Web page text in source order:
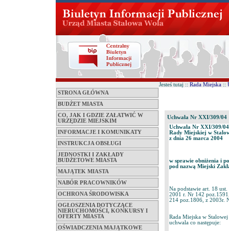
STRONA GŁÓWNA
BUDŻET MIASTA
CO, JAK I GDZIE ZAŁATWIĆ W
URZĘDZIE MIEJSKIM
INFORMACJE I KOMUNIKATY
INSTRUKCJA OBSŁUGI
JEDNOSTKI I ZAKŁADY
BUDŻETOWE MIASTA
MAJĄTEK MIASTA
NABÓR PRACOWNIKÓW
OCHRONA ŚRODOWISKA
OGŁOSZENIA DOTYCZĄCE
NIERUCHOMOŚCI, KONKURSY I
OFERTY MIASTA
OŚWIADCZENIA MAJĄTKOWE
Jesteś tutaj :: Rada Miejska ::
Uchwała Nr XXI/309/04
Uchwała Nr XXI/309/04
Rady Miejskiej w
z dnia 26 marca 2004
w sprawie obniżenia i
pod nazwą Miejski
Na podstawie art. 18
2001 r. Nr 142
214 poz.1806, z 2003r.
Rada Miejska w
uchwala co następuje: